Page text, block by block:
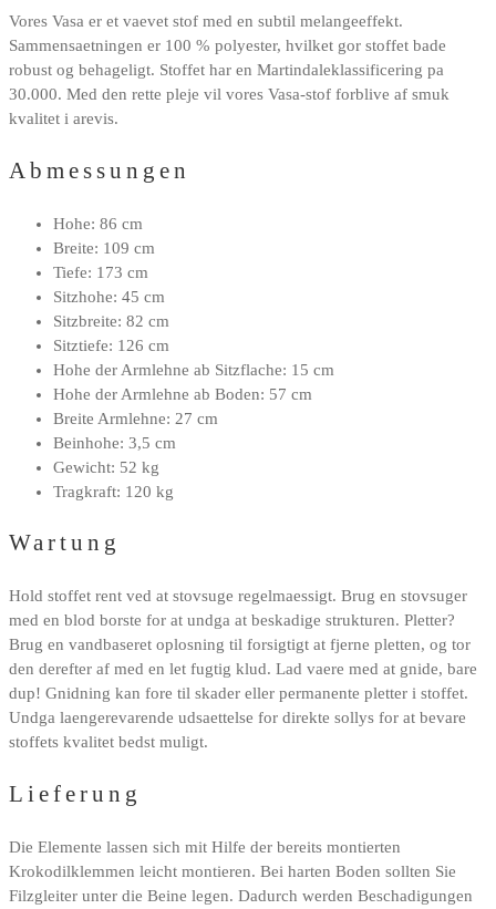
Vores Vasa er et vaevet stof med en subtil melangeeffekt.
Sammensaetningen er 100 % polyester, hvilket gor stoffet bade
robust og behageligt. Stoffet har en Martindaleklassificering pa
30.000. Med den rette pleje vil vores Vasa-stof forblive af smuk
kvalitet i arevis.
Abmessungen
Hohe: 86 cm
Breite: 109 cm
Tiefe: 173 cm
Sitzhohe: 45 cm
Sitzbreite: 82 cm
Sitztiefe: 126 cm
Hohe der Armlehne ab Sitzflache: 15 cm
Hohe der Armlehne ab Boden: 57 cm
Breite Armlehne: 27 cm
Beinhohe: 3,5 cm
Gewicht: 52 kg
Tragkraft: 120 kg
Wartung
Hold stoffet rent ved at stovsuge regelmaessigt. Brug en stovsuger
med en blod borste for at undga at beskadige strukturen. Pletter?
Brug en vandbaseret oplosning til forsigtigt at fjerne pletten, og tor
den derefter af med en let fugtig klud. Lad vaere med at gnide, bare
dup! Gnidning kan fore til skader eller permanente pletter i stoffet.
Undga laengerevarende udsaettelse for direkte sollys for at bevare
stoffets kvalitet bedst muligt.
Lieferung
Die Elemente lassen sich mit Hilfe der bereits montierten
Krokodilklemmen leicht montieren. Bei harten Boden sollten Sie
Filzgleiter unter die Beine legen. Dadurch werden Beschadigungen